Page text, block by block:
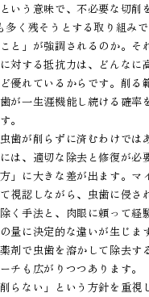
いう意味で、不必要な切削
多く残そうとする取り組み
と」が強調されるのか。そ
対する抵抗力は、どんなに
優れているからです。削る
が一生涯機能し続ける確率
。
歯が削らずに済むわけでは
は、適切な除去と修復が必
」に大きな差が出ます。マ
視認しながら、虫歯に侵さ
く手法と、肉眼に頼って経
量に決定的な違いが生じま
剤で虫歯を溶かして除去す
チも広がりつつあります。
らない」という方針を重視